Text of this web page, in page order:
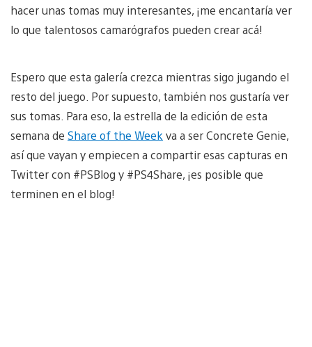
hacer unas tomas muy interesantes, ¡me encantaría ver
lo que talentosos camarógrafos pueden crear acá!
Espero que esta galería crezca mientras sigo jugando el
resto del juego. Por supuesto, también nos gustaría ver
sus tomas. Para eso, la estrella de la edición de esta
semana de Share of the Week va a ser Concrete Genie,
así que vayan y empiecen a compartir esas capturas en
Twitter con #PSBlog y #PS4Share, ¡es posible que
terminen en el blog!